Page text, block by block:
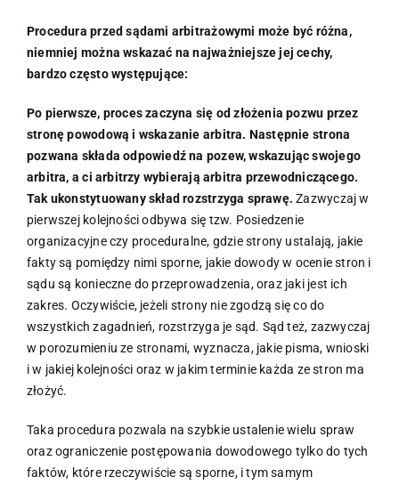
Procedura przed sądami arbitrażowymi może być różna,
niemniej można wskazać na najważniejsze jej cechy,
bardzo często występujące:
Po pierwsze, proces zaczyna się od złożenia pozwu przez
stronę powodową i wskazanie arbitra. Następnie strona
pozwana składa odpowiedź na pozew, wskazując swojego
arbitra, a ci arbitrzy wybierają arbitra przewodniczącego.
Tak ukonstytuowany skład rozstrzyga sprawę. Zazwyczaj w
pierwszej kolejności odbywa się tzw. Posiedzenie
organizacyjne czy proceduralne, gdzie strony ustalają, jakie
fakty są pomiędzy nimi sporne, jakie dowody w ocenie stron i
sądu są konieczne do przeprowadzenia, oraz jaki jest ich
zakres. Oczywiście, jeżeli strony nie zgodzą się co do
wszystkich zagadnień, rozstrzyga je sąd. Sąd też, zazwyczaj
w porozumieniu ze stronami, wyznacza, jakie pisma, wnioski
i w jakiej kolejności oraz w jakim terminie każda ze stron ma
złożyć.
Taka procedura pozwala na szybkie ustalenie wielu spraw
oraz ograniczenie postępowania dowodowego tylko do tych
faktów, które rzeczywiście są sporne, i tym samym